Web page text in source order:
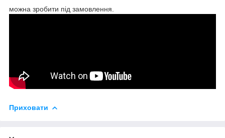
можна зробити під замовлення.
Приховати